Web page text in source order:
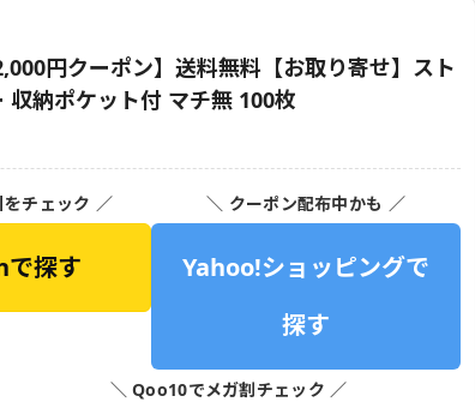
円クーポン】送料無料【お取り寄せ】スト
収納ポケット付 マチ無 100枚
チェック ／
探す
＼ クーポン配布中かも ／
Yahoo!ショッピングで
探す
＼ Qoo10でメガ割チェック ／